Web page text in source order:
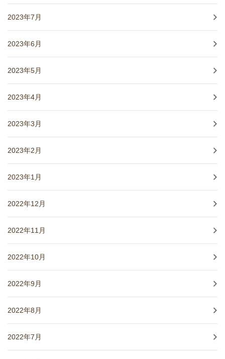
2023年7月
2023年6月
2023年5月
2023年4月
2023年3月
2023年2月
2023年1月
2022年12月
2022年11月
2022年10月
2022年9月
2022年8月
2022年7月